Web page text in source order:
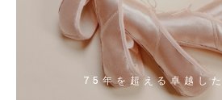
75年を超える卓越し